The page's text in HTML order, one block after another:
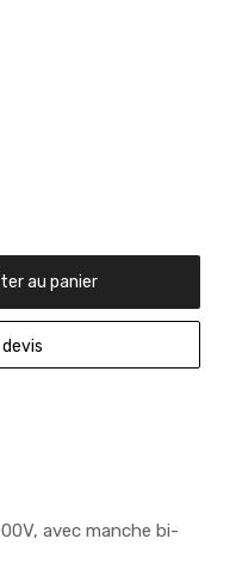
au panier
avec manche bi-